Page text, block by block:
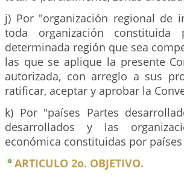
j) Por "organización regional de
toda organización
determinada región que sea
las que se aplique la presente
autorizada, con arreglo a sus
ratificar, aceptar y aprobar la
k) Por "países Partes
desarrollados y las
económica constituidas por
ARTICULO 2o. OBJETIVO.